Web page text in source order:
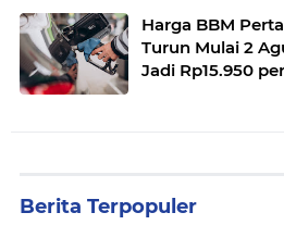
Harga BBM
Turun Mulai 2
Jadi Rp15.950
Berita Terpopuler